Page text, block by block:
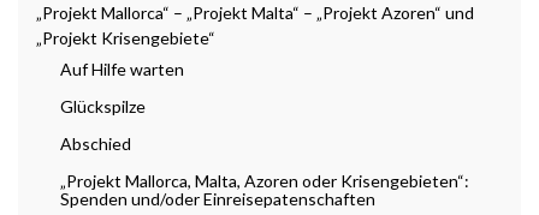
„Projekt Mallorca“ – „Projekt Malta“ – „Projekt Azoren“ und
„Projekt Krisengebiete“
Auf Hilfe warten
Glückspilze
Abschied
„Projekt Mallorca, Malta, Azoren oder Krisengebieten“:
Spenden und/oder Einreisepatenschaften